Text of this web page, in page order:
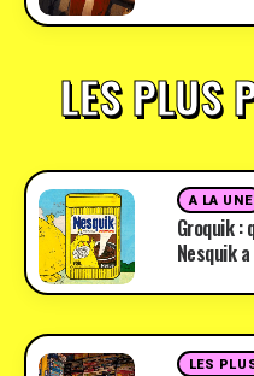
LES PLUS
A LA UNE
Groquik :
Nesquik
LES